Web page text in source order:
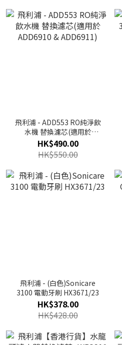
飛利浦 - ADD553 RO純淨飲
水機 替換濾芯(適用於
ADD6910 & ADD6911)
HK$490.00
HK$550.00
飛利浦 - (白色)Sonicare
3100 電動牙刷 HX3671/23
HK$378.00
HK$428.00